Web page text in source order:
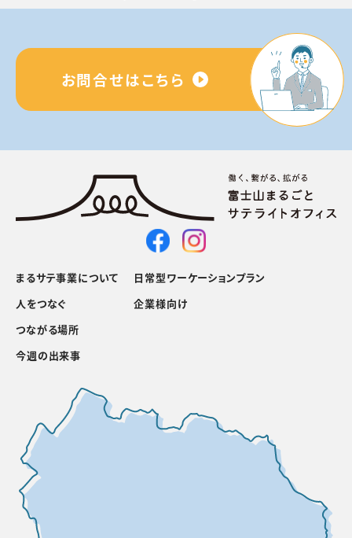
お問合せはこちら
まるサテ事業について
人をつなぐ
つながる場所
日常型ワーケーションプラン
企業様向け
今週の出来事